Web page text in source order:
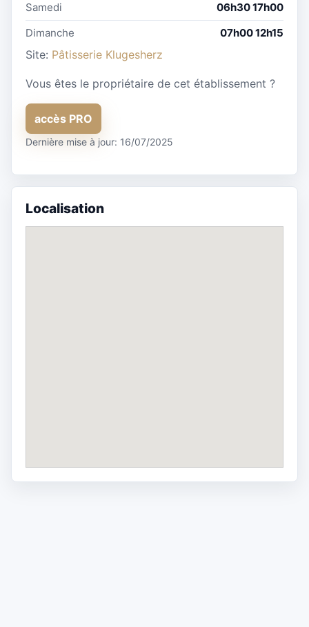
Samedi
06h30 17h00
Dimanche
07h00 12h15
Site: Pâtisserie Klugesherz
Vous êtes le propriétaire de cet établissement ?
accès PRO
Dernière mise à jour: 16/07/2025
Localisation